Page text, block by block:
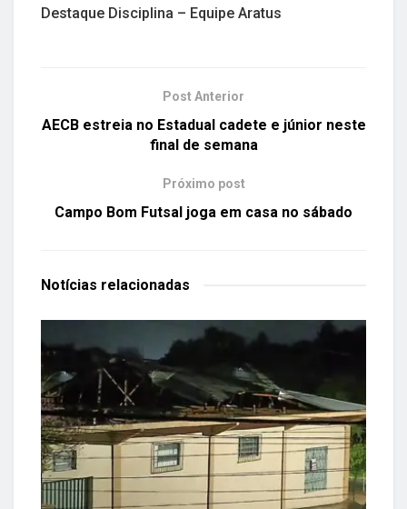
Destaque Disciplina – Equipe Aratus
Post Anterior
AECB estreia no Estadual cadete e júnior neste
final de semana
Próximo post
Campo Bom Futsal joga em casa no sábado
Notícias relacionadas